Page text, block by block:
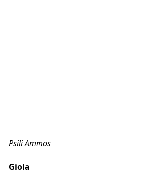
Psili Ammos
Giola